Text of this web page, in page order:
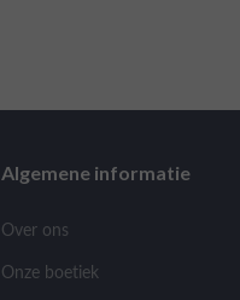
Algemene informatie
Over ons
Onze boetiek